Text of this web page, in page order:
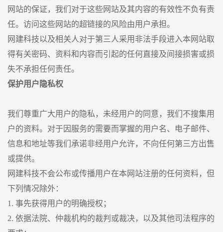
网站的保证，我们对于这些网站及其内容的有效性不负有责
任。访问这些网站的超链接的风险由用户承担。
网建科技以及相关人对于第三人采用非法手段进入本网站取
得有关密码、资料和内容而引起的任何直接及间接损害或损
失不承担任何责任。
保护用户隐私权
我们尊重广大用户的隐私，未经用户的同意，我们不搜集用
户的资料。对于因服务的需要而掌握的用户名、电子邮件、
信息和地址等我们承诺非经用户允许，不向任何第三方出售
或提供。
网建科技不会公布或传播用户在本网站注册的任何资料，但
下列情况除外：
1. 事先获得用户的明确授权；
2. 依据法院、仲裁机构的裁判或裁决，以及其他司法程序的